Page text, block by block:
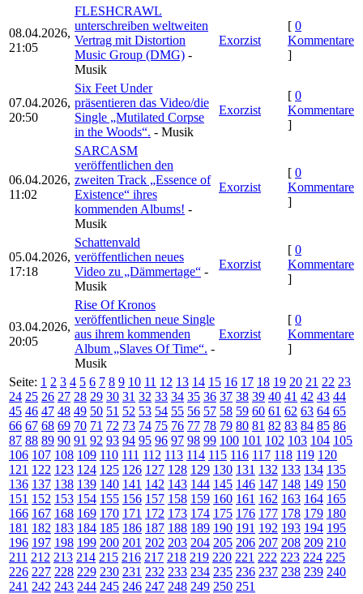
08.04.2026,
21:05
FLESHCRAWL
unterschreiben weltweiten
Vertrag mit Distortion
Music Group (DMG) -
Musik
Exorzist
[ 0
Kommentare
]
07.04.2026,
20:50
Six Feet Under
präsentieren das Video/die
Single „Mutilated Corpse
in the Woods“. - Musik
Exorzist
[ 0
Kommentare
]
06.04.2026,
11:02
SARCASM
veröffentlichen den
zweiten Track „Essence of
Existence“ ihres
kommenden Albums! -
Musik
Exorzist
[ 0
Kommentare
]
05.04.2026,
17:18
Schattenvald
veröffentlichen neues
Video zu „Dämmertage“ -
Musik
Exorzist
[ 0
Kommentare
]
03.04.2026,
20:05
Rise Of Kronos
veröffentlichen neue Single
aus ihrem kommenden
Album „Slaves Of Time“. -
Musik
Exorzist
[ 0
Kommentare
]
Seite: 1 2 3 4 5 6 7 8 9 10 11 12 13 14 15 16 17 18 19 20 21 22 23
24 25 26 27 28 29 30 31 32 33 34 35 36 37 38 39 40 41 42 43 44
45 46 47 48 49 50 51 52 53 54 55 56 57 58 59 60 61 62 63 64 65
66 67 68 69 70 71 72 73 74 75 76 77 78 79 80 81 82 83 84 85 86
87 88 89 90 91 92 93 94 95 96 97 98 99 100 101 102 103 104 105
106 107 108 109 110 111 112 113 114 115 116 117 118 119 120
121 122 123 124 125 126 127 128 129 130 131 132 133 134 135
136 137 138 139 140 141 142 143 144 145 146 147 148 149 150
151 152 153 154 155 156 157 158 159 160 161 162 163 164 165
166 167 168 169 170 171 172 173 174 175 176 177 178 179 180
181 182 183 184 185 186 187 188 189 190 191 192 193 194 195
196 197 198 199 200 201 202 203 204 205 206 207 208 209 210
211 212 213 214 215 216 217 218 219 220 221 222 223 224 225
226 227 228 229 230 231 232 233 234 235 236 237 238 239 240
241 242 243 244 245 246 247 248 249 250 251